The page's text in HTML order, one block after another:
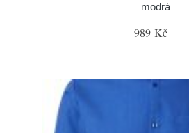
modrá
989 Kč